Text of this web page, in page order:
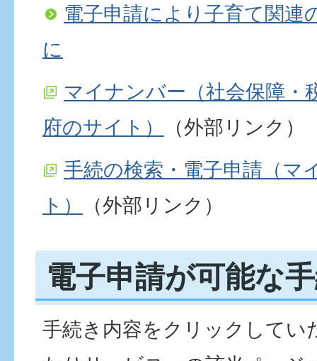
電子申請により子育て関連
に
マイナンバー（社会保障・
府のサイト）
（外部リンク）
手続の検索・電子申請（マ
ト）
（外部リンク）
電子申請が可能な
手続き内容をクリックしてい